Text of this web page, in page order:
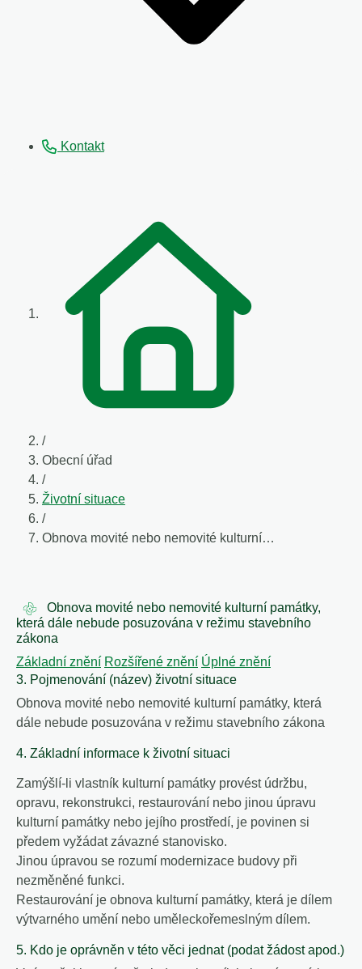
Kontakt
/
Obecní úřad
/
Životní situace
/
Obnova movité nebo nemovité kulturní…
Obnova movité nebo nemovité kulturní památky,
která dále nebude posuzována v režimu stavebního
zákona
Základní znění Rozšířené znění Úplné znění
3. Pojmenování (název) životní situace
Obnova movité nebo nemovité kulturní památky, která
dále nebude posuzována v režimu stavebního zákona
4. Základní informace k životní situaci
Zamýšlí-li vlastník kulturní památky provést údržbu,
opravu, rekonstrukci, restaurování nebo jinou úpravu
kulturní památky nebo jejího prostředí, je povinen si
předem vyžádat závazné stanovisko.
Jinou úpravou se rozumí modernizace budovy při
nezměněné funkci.
Restaurování je obnova kulturní památky, která je dílem
výtvarného umění nebo uměleckořemeslným dílem.
5. Kdo je oprávněn v této věci jednat (podat žádost apod.)